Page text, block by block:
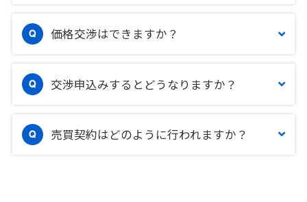
価格交渉はできますか？
交渉申込みするとどうなりますか？
売買契約はどのように行われますか？